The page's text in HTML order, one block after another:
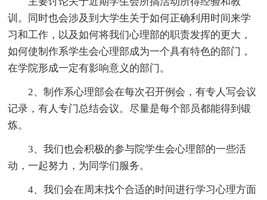
训。同时也会涉及到大学生关于如何正确利用时间来学
习和工作，以及如何将我们心理部的职责发挥的更大，
如何使制作系学生会心理部成为一个具有特色的部门，
在学院形成一定有影响意义的部门。
2、制作系心理部会在每次召开例会，有专人写会议
记录，有人专门总结会议。尽量是每个部员都能得到锻
炼。
3、我们也会积极的参与院学生会心理部的一些活
动，一起努力，为同学们服务。
4、我们会在周末找个合适的时间进行学习心理方面